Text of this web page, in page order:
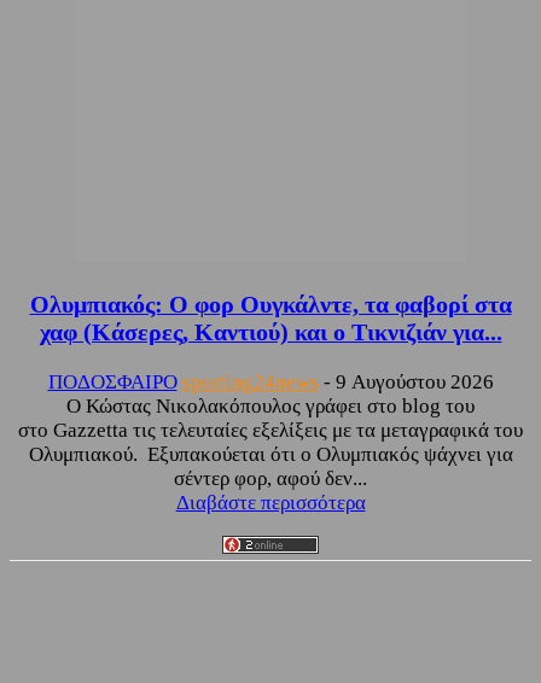
Ολυμπιακός: Ο φορ Ουγκάλντε, τα φαβορί στα
χαφ (Κάσερες, Καντιού) και ο Τικνιζιάν για...
ΠΟΔΟΣΦΑΙΡΟ sporting24news - 9 Αυγούστου 2026
Ο Κώστας Νικολακόπουλος γράφει στο blog του
στο Gazzetta τις τελευταίες εξελίξεις με τα μεταγραφικά του
Ολυμπιακού. Εξυπακούεται ότι ο Ολυμπιακός ψάχνει για
σέντερ φορ, αφού δεν...
Διαβάστε περισσότερα